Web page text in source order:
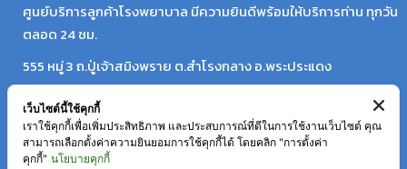
ศูนย์บริการลูกค้าโรงพยาบาล มีความยินดีพร้อมให้บริการท่าน ทุกวัน
ตลอด 24 ชม.
555 หมู่ 3 ถ.ปู่เจ้าสมิงพราย ต.สำโรงกลาง อ.พระประแดง
สมุทรปราการ
เบอร์โทร : 0-2363-9222 ​
แฟกซ์ : 0-2394-4237
เว็บไซต์นี้ใช้คุกกี้
เราใช้คุกกี้เพื่อเพิ่มประสิทธิภาพ และประสบการณ์ที่ดีในการใช้งานเว็บไซต์ คุณ
สามารถเลือกตั้งค่าความยินยอมการใช้คุกกี้ได้ โดยคลิก "การตั้งค่า
คุกกี้" นโยบายคุกกี้